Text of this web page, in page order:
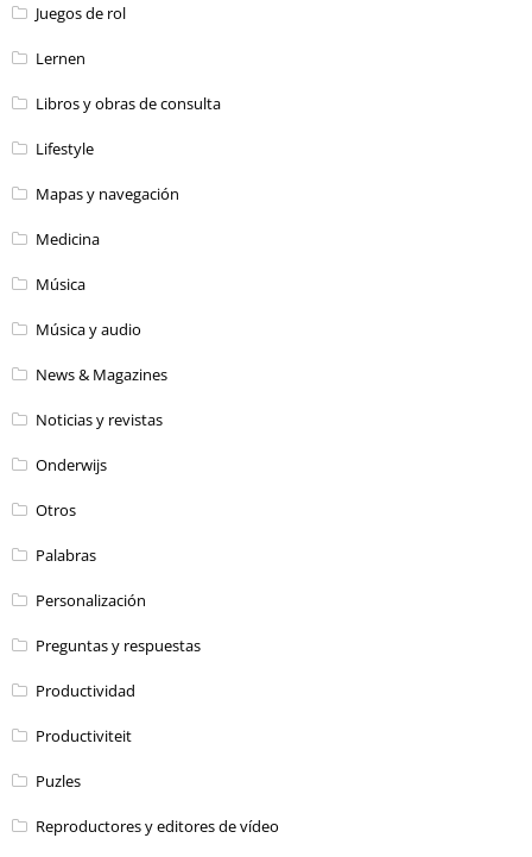
Juegos de rol
Lernen
Libros y obras de consulta
Lifestyle
Mapas y navegación
Medicina
Música
Música y audio
News & Magazines
Noticias y revistas
Onderwijs
Otros
Palabras
Personalización
Preguntas y respuestas
Productividad
Productiviteit
Puzles
Reproductores y editores de vídeo